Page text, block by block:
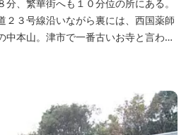
分、繁華街へも１０分位の所にある。
２３号線沿いながら裏には、西国薬師
中本山。津市で一番古いお寺と言われ